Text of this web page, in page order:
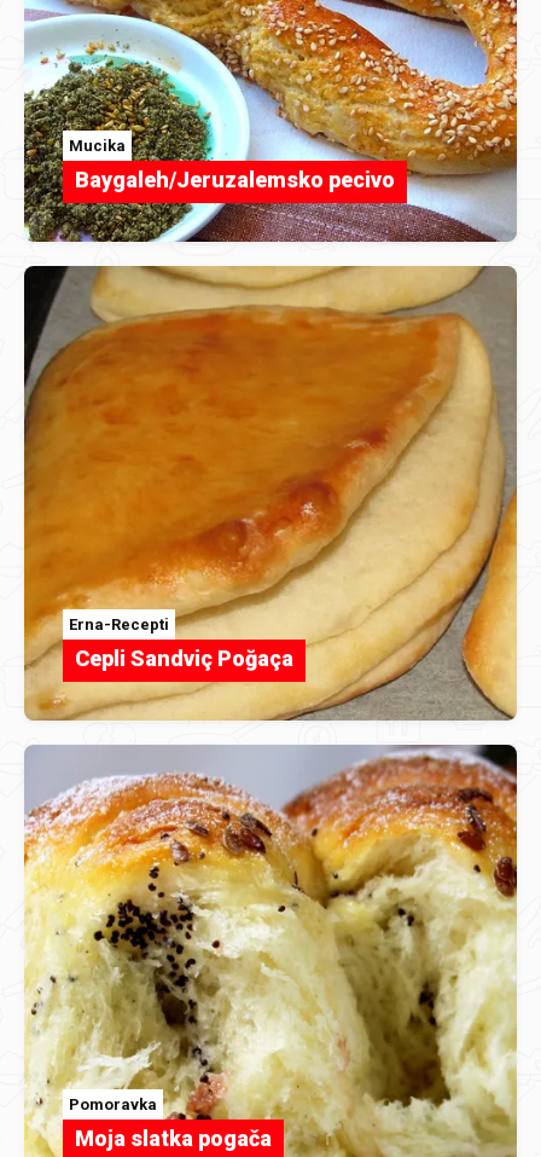
Mucika
Baygaleh/Jeruzalemsko pecivo
Erna-Recepti
Cepli Sandviç Poğaça
Pomoravka
Moja slatka pogača